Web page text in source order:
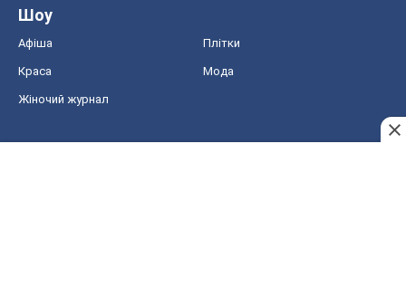
Шоу
Афіша Плітки
Краса Мода
Жіночий журнал